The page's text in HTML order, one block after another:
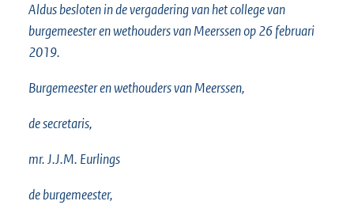
Aldus besloten in de vergadering van het college van
burgemeester en wethouders van Meerssen op 26 februari
2019.
Burgemeester en wethouders van Meerssen,
de secretaris,
mr. J.J.M. Eurlings
de burgemeester,